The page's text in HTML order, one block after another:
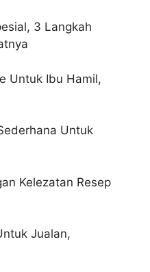
3 Langkah
Untuk Ibu Hamil,
Untuk
Kelezatan Resep
Jualan,